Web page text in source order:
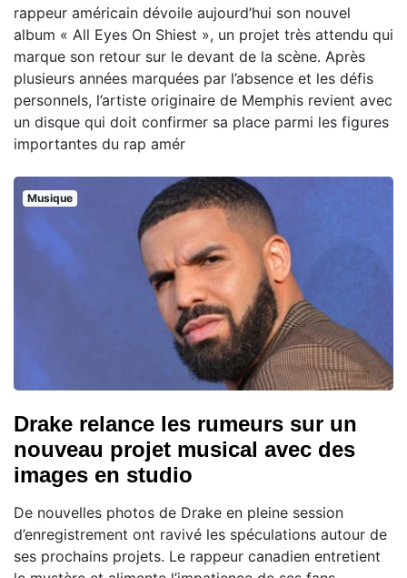
rappeur américain dévoile aujourd’hui son nouvel
album « All Eyes On Shiest », un projet très attendu qui
marque son retour sur le devant de la scène. Après
plusieurs années marquées par l’absence et les défis
personnels, l’artiste originaire de Memphis revient avec
un disque qui doit confirmer sa place parmi les figures
importantes du rap amér
Musique
Drake relance les rumeurs sur un
nouveau projet musical avec des
images en studio
De nouvelles photos de Drake en pleine session
d’enregistrement ont ravivé les spéculations autour de
ses prochains projets. Le rappeur canadien entretient